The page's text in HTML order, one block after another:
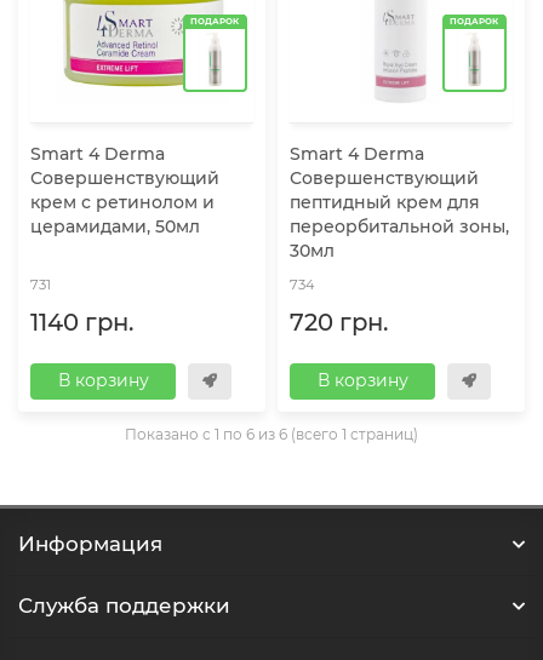
ПОДАРОК
Smart 4 Dermа
Совершенствующий
крем с ретинолом и
церамидами, 50мл
731
1140 грн.
В корзину
ПОДАРОК
Smart 4 Dermа
Совершенствующий
пептидный крем для
переорбитальной зоны,
30мл
734
720 грн.
В корзину
Показано с 1 по 6 из 6 (всего 1 страниц)
Информация
Служба поддержки